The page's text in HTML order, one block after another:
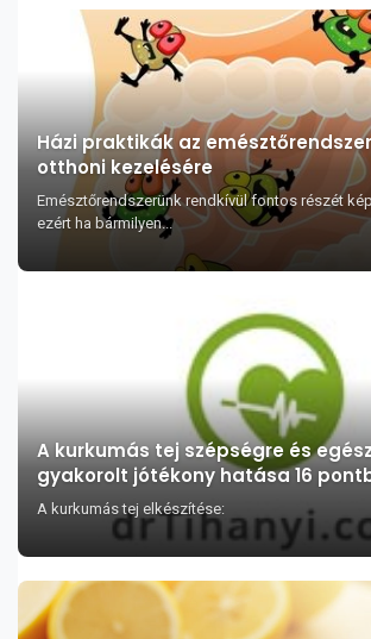
Házi praktikák az
otthoni kezelésére
Emésztőrendszerünk rendkívül fontos részét
ezért ha bármilyen...
A kurkumás tej szépségre és
gyakorolt jótékony hatása 16
A kurkumás tej elkészítése: